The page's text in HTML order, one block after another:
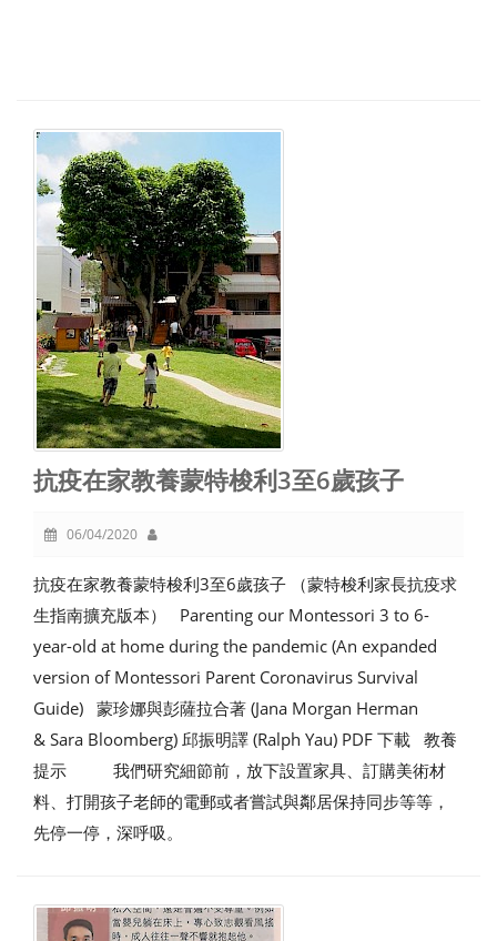
抗疫在家教養蒙特梭利3至6歲孩子
06/04/2020
抗疫在家教養蒙特梭利3至6歲孩子 （蒙特梭利家長抗疫求
生指南擴充版本） Parenting our Montessori 3 to 6-
year-old at home during the pandemic (An expanded
version of Montessori Parent Coronavirus Survival
Guide) 蒙珍娜與彭薩拉合著 (Jana Morgan Herman
& Sara Bloomberg) 邱振明譯 (Ralph Yau) PDF 下載 教養
提示 我們研究細節前，放下設置家具、訂購美術材
料、打開孩子老師的電郵或者嘗試與鄰居保持同步等等，
先停一停，深呼吸。